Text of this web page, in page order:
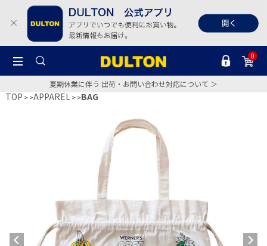
0
夏期休業に伴う 出荷・お問い合わせ対応について ＞
TOP >APPAREL >BAG